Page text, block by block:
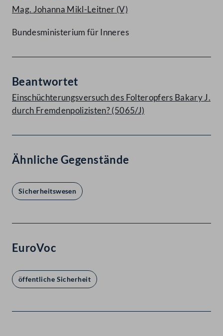
Mag. Johanna Mikl-Leitner (V)
Bundesministerium für Inneres
Beantwortet
Einschüchterungsversuch des Folteropfers Bakary J.
durch Fremdenpolizisten? (5065/J)
Ähnliche Gegenstände
Sicherheitswesen
EuroVoc
öffentliche Sicherheit